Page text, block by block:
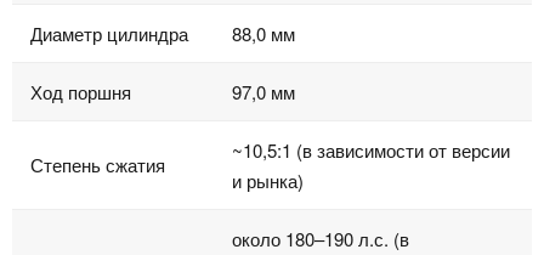
Диаметр цилиндра 88,0 мм
Ход поршня 97,0 мм
Степень сжатия
~10,5:1 (в зависимости от версии
и рынка)
около 180–190 л.с. (в